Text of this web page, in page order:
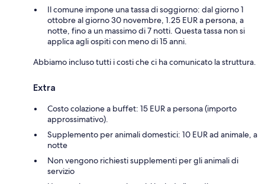
Il comune impone una tassa di soggiorno: dal giorno 1
ottobre al giorno 30 novembre, 1.25 EUR a persona, a
notte, fino a un massimo di 7 notti. Questa tassa non si
applica agli ospiti con meno di 15 anni.
Abbiamo incluso tutti i costi che ci ha comunicato la struttura.
Extra
Costo colazione a buffet: 15 EUR a persona (importo
approssimativo).
Supplemento per animali domestici: 10 EUR ad animale, a
notte
Non vengono richiesti supplementi per gli animali di
servizio